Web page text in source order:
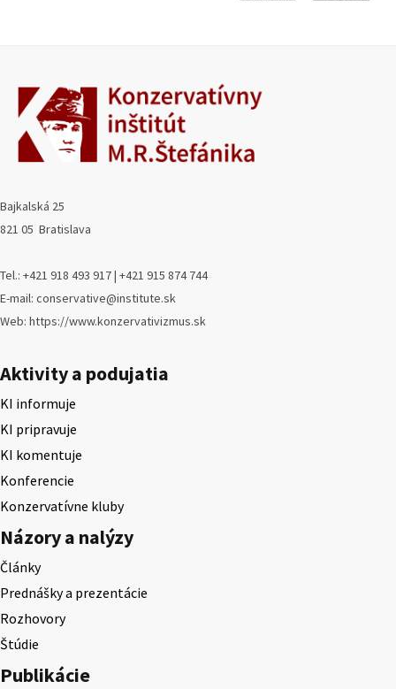
Bajkalská 25
821 05 Bratislava
Tel.: +421 918 493 917 | +421 915 874 744
E-mail: conservative@institute.sk
Web: https://www.konzervativizmus.sk
Aktivity a podujatia
KI informuje
KI pripravuje
KI komentuje
Konferencie
Konzervatívne kluby
Názory a nalýzy
Články
Prednášky a prezentácie
Rozhovory
Štúdie
Publikácie